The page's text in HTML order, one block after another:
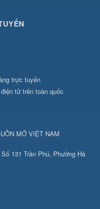
trực tuyến
tử trên toàn quốc
MỞ VIỆT NAM
131 Trần Phú, Phường Hà